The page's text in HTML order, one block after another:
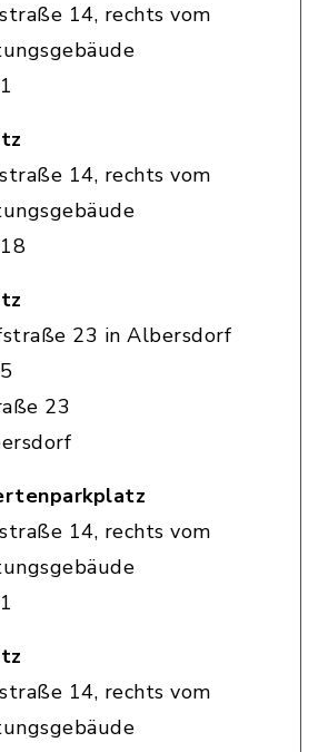
14, rechts vom
14, rechts vom
23 in Albersdorf
23
14, rechts vom
14, rechts vom